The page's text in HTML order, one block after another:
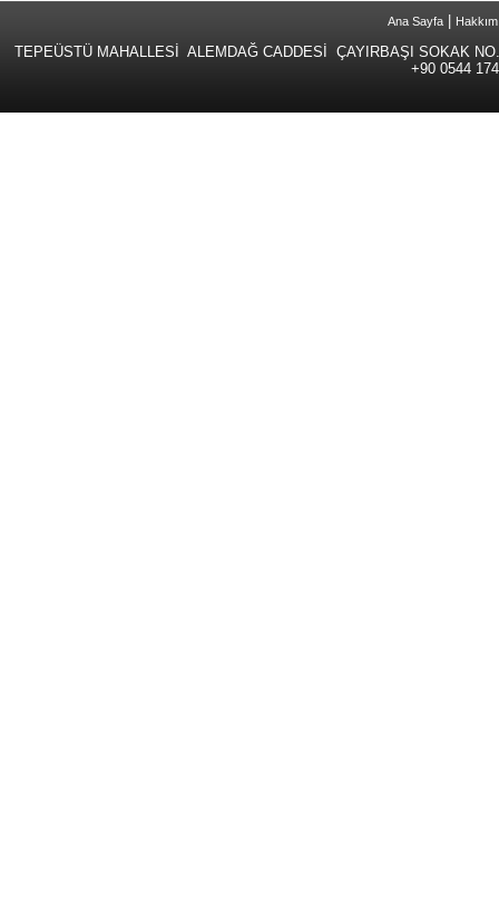
Ana Sayfa
TEPEÜSTÜ MAHALLESİ ALEMDAĞ CADDESİ ÇAYIRBAŞI SOKAK
+90 0544